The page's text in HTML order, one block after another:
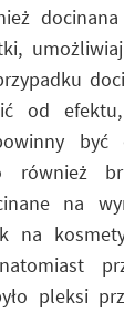
od
być
również
na
na
pleksi